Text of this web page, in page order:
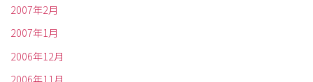
2007年2月
2007年1月
2006年12月